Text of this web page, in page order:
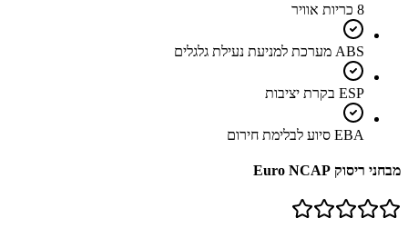
8 כריות אוויר
ABS מערכת למניעת נעילת גלגלים
ESP בקרת יציבות
EBA סיוע לבלימת חירום
מבחני ריסוק Euro NCAP